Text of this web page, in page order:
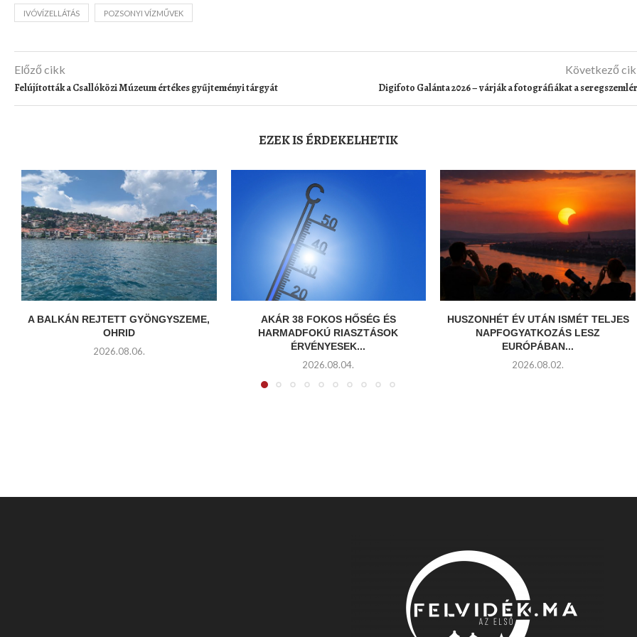
IVÓVÍZELLÁTÁS POZSONYI VÍZMŰVEK
Előző cikk
Felújították a Csallóközi Múzeum értékes gyűjteményi tárgyát
Következő
Digifoto Galánta 2026 – várják a fotográfiákat a
EZEK IS ÉRDEKELHETIK
A BALKÁN REJTETT GYÖNGYSZEME,
OHRID
2026.08.06.
AKÁR 38 FOKOS HŐSÉG ÉS
HARMADFOKÚ RIASZTÁSOK
ÉRVÉNYESEK...
2026.08.04.
HUSZONHÉT ÉV UTÁN ISMÉT TELJES
NAPFOGYATKOZÁS LESZ
EURÓPÁBAN...
2026.08.02.